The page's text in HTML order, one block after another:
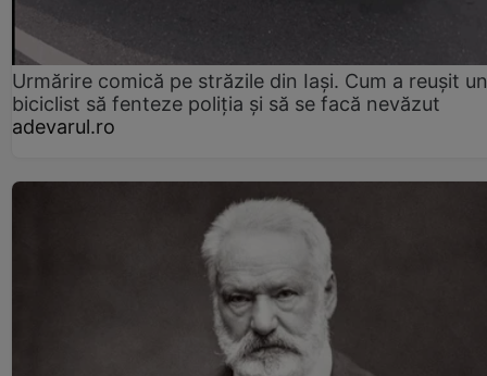
Urmărire comică pe străzile din Iași. Cum a reușit un
biciclist să fenteze poliția și să se facă nevăzut
adevarul.ro